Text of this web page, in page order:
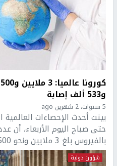
و533 ألف إصابة
5 سنوات، 2 شهرين ago
بينت أحدث الإحصاءات العالمية
حتى صباح اليوم الأربعاء، أن
بالفيروس بلغ 3 ملايين ونحو 500 ألف وفاة، ...
شؤون دولية